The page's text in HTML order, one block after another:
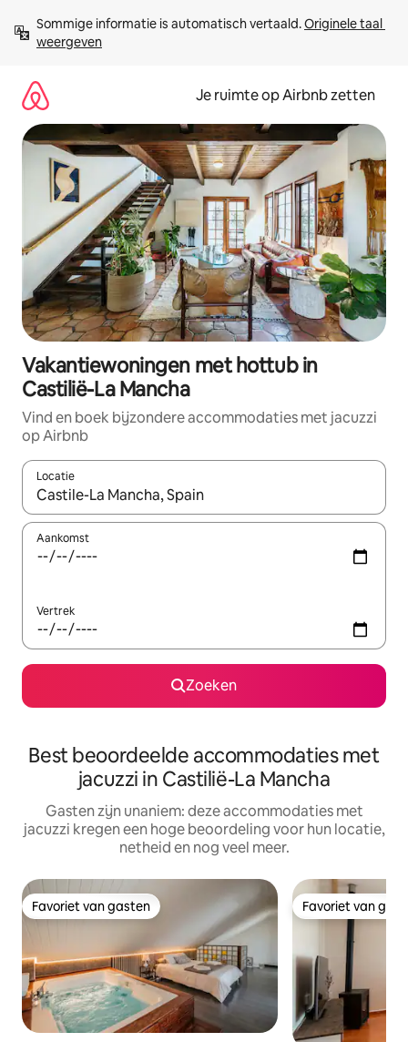
direct
naar
Sommige informatie is automatisch vertaald. Originele taal
weergeven
Je ruimte op Airbnb zetten
Vakantiewoningen met hottub in
Castilië-La Mancha
Vind en boek bijzondere accommodaties met jacuzzi
op Airbnb
Locatie
Wanneer er suggesties beschikbaar zijn, maak je een keuze
Aankomst
Vertrek
Zoeken
Best beoordeelde accommodaties met
jacuzzi in Castilië-La Mancha
Gasten zijn unaniem: deze accommodaties met
jacuzzi kregen een hoge beoordeling voor hun locatie,
netheid en nog veel meer.
Favoriet van gasten
Favoriet van gasten Favoriet van
Favoriet van